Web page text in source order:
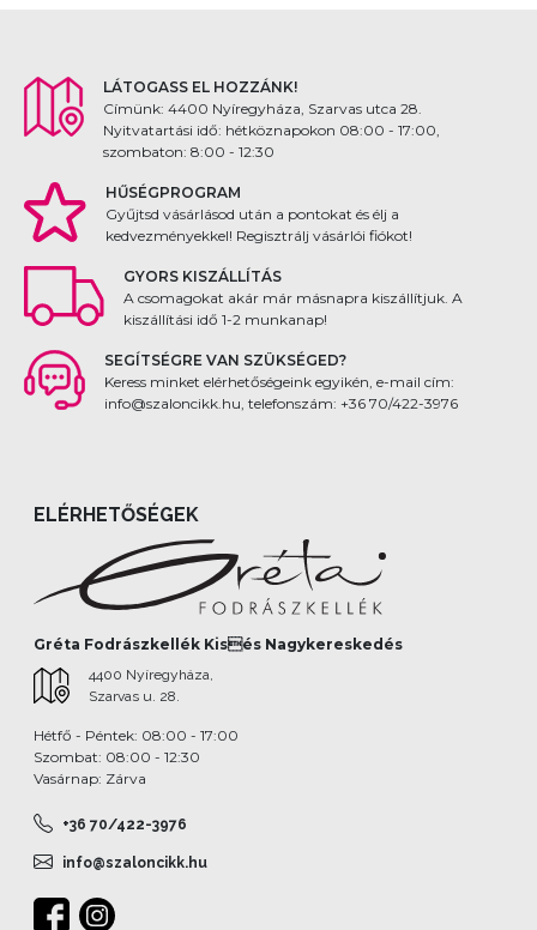
LÁTOGASS EL HOZZÁNK!
Címünk: 4400 Nyíregyháza, Szarvas utca 28.
Nyitvatartási idő: hétköznapokon 08:00 - 17:00,
szombaton: 8:00 - 12:30
HŰSÉGPROGRAM
Gyűjtsd vásárlásod után a pontokat és élj a
kedvezményekkel! Regisztrálj vásárlói fiókot!
GYORS KISZÁLLÍTÁS
A csomagokat akár már másnapra kiszállítjuk. A
kiszállítási idő 1-2 munkanap!
SEGÍTSÉGRE VAN SZÜKSÉGED?
Keress minket elérhetőségeink egyikén, e-mail cím:
info@szaloncikk.hu, telefonszám: +36 70/422-3976
ELÉRHETŐSÉGEK
Gréta Fodrászkellék Kisés Nagykereskedés
4400 Nyíregyháza,
Szarvas u. 28.
Hétfő - Péntek: 08:00 - 17:00
Szombat: 08:00 - 12:30
Vasárnap: Zárva
+36 70/422-3976
info@szaloncikk.hu